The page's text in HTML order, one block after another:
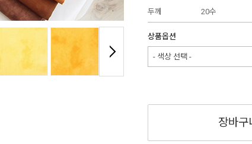
두께 20수
상품옵션
- 색상 선택 -
장바구